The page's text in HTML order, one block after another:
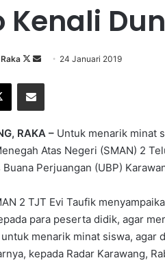
Kenali
Follow
X
Send 24 Januari 2019
X Share via Email
RAKA – Untuk menarik minat
Atas Negeri (SMAN) 2
Perjuangan (UBP)
2 TJT Evi Taufik
para peserta didik, agar
menarik minat siswa, agar
kepada Radar Karawang,